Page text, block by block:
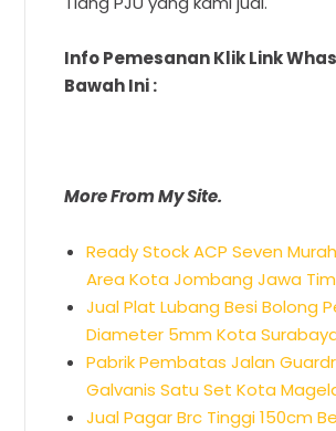
Info Pemesanan Klik Link
Bawah Ini :
More From My Site.
Ready Stock ACP Seven
Area Kota Jombang Jawa
Jual Plat Lubang Besi Bolong
Diameter 5mm Kota
Pabrik Pembatas Jalan
Galvanis Satu Set Kota
Jual Pagar Brc Tinggi 150cm